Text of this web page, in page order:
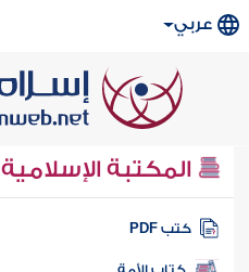
عربي
المكتبة الإسلامية
كتب PDF